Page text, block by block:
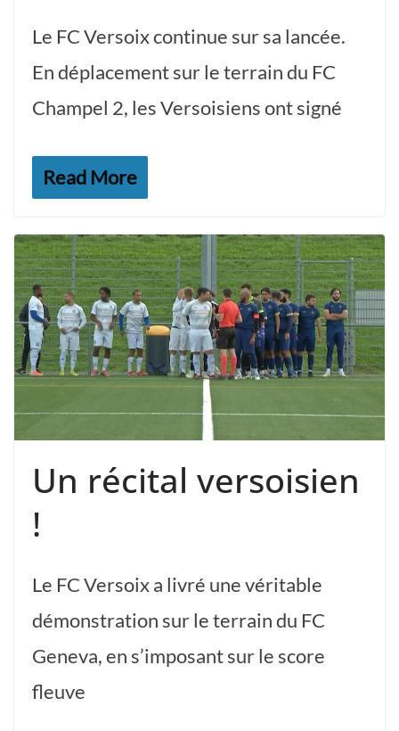
Le FC Versoix continue sur sa lancée.
En déplacement sur le terrain du FC
Champel 2, les Versoisiens ont signé
Read More
Un récital versoisien
!
Le FC Versoix a livré une véritable
démonstration sur le terrain du FC
Geneva, en s’imposant sur le score
fleuve